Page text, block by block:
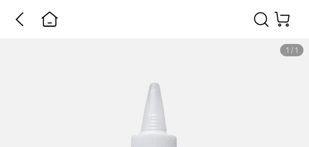
1 / 1